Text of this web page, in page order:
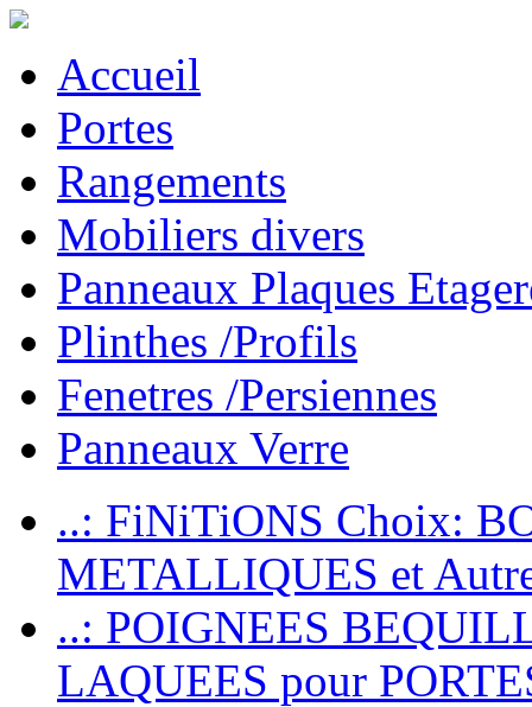
Accueil
Portes
Rangements
Mobiliers divers
Panneaux Plaques
Plinthes /Profils
Fenetres /Persiennes
Panneaux Verre
..: FiNiTiONS Choix:
METALLIQUES et
..: POIGNEES
LAQUEES pour